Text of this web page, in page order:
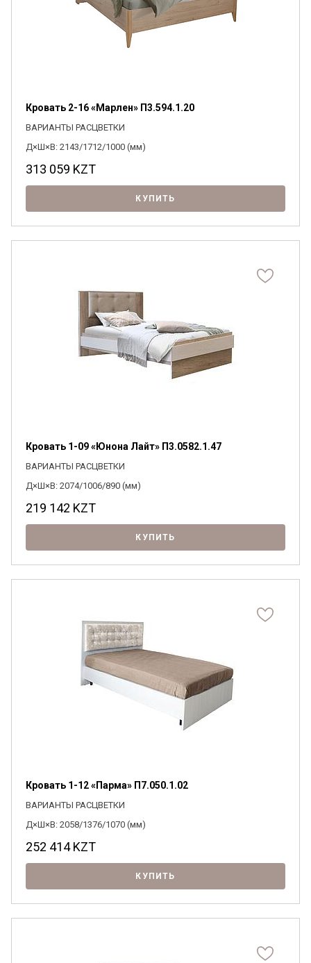
обработки персональных данных и
Кровать 2-16 «Марлен» П3.594.1.20
ВАРИАНТЫ РАСЦВЕТКИ
Д×Ш×В: 2143/1712/1000 (мм)
313 059 KZT
КУПИТЬ
Кровать 1-09 «Юнона Лайт» П3.0582.1.47
ВАРИАНТЫ РАСЦВЕТКИ
Д×Ш×В: 2074/1006/890 (мм)
219 142 KZT
КУПИТЬ
Кровать 1-12 «Парма» П7.050.1.02
ВАРИАНТЫ РАСЦВЕТКИ
Д×Ш×В: 2058/1376/1070 (мм)
252 414KZT
КУПИТЬ